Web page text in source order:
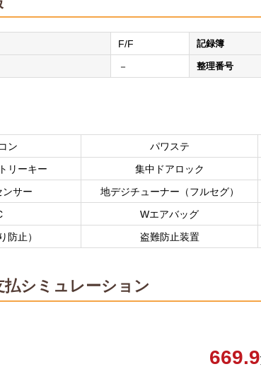
F/F 記録簿
－ 整理番号
ン パワステ
リーキー
集中ドアロック
ンサー
地デジチューナー（フルセグ）
Wエアバッグ
防止）
盗難防止装置
払シミュレーション
669.9